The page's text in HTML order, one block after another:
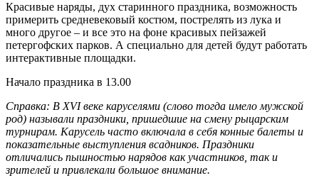
Красивые наряды, дух старинного праздника, возможность
примерить средневековый костюм, пострелять из лука и
много другое – и все это на фоне красивых пейзажей
петергофских парков. А специально для детей будут работать
интерактивные площадки.
Начало праздника в 13.00
Справка: В XVI веке каруселями (слово тогда имело мужской
род) называли праздники, пришедшие на смену рыцарским
турнирам. Карусель часто включала в себя конные балеты и
показательные выступления всадников. Праздники
отличались пышностью нарядов как участников, так и
зрителей и привлекали большое внимание.